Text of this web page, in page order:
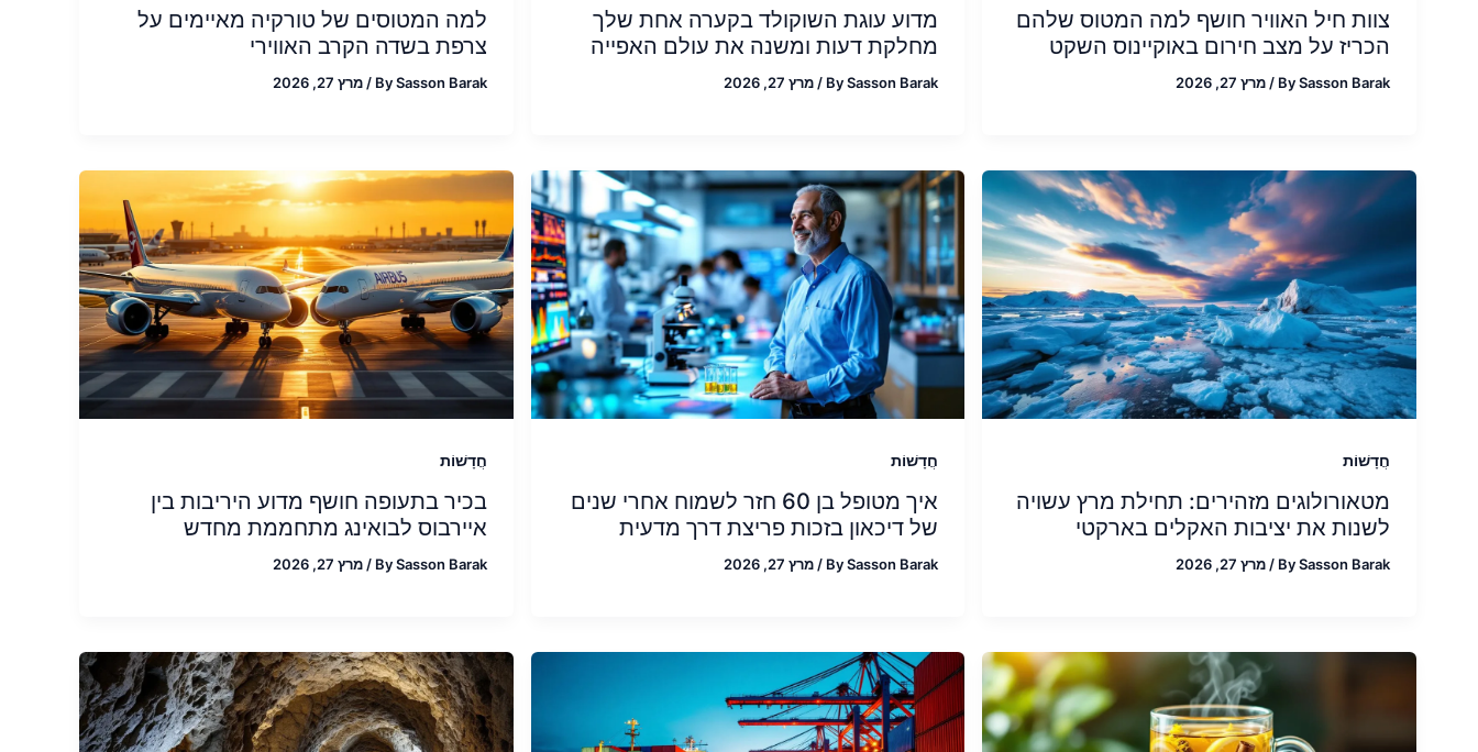
צוות חיל האוויר חושף למה המטוס שלהם
הכריז על מצב חירום באוקיינוס השקט
BySasson Barak
/ מרץ 27, 2026
מדוע עוגת השוקולד בקערה אחת שלך
מחלקת דעות ומשנה את עולם האפייה
BySasson Barak
/ מרץ 27, 2026
למה המטוסים של טורקיה מאיימים על
צרפת בשדה הקרב האווירי
BySasson Barak
/מרץ 27, 2026
חֲדָשׁוֹת
מטאורולוגים מזהירים: תחילת מרץ עשויה
לשנות את יציבות האקלים בארקטי
BySasson Barak
/ מרץ 27, 2026
חֲדָשׁוֹת
איך מטופל בן 60 חזר לשמוח אחרי שנים
של דיכאון בזכות פריצת דרך מדעית
BySasson Barak
/ מרץ 27, 2026
חֲדָשׁוֹת
בכיר בתעופה חושף מדוע היריבות בין
איירבוס לבואינג מתחממת מחדש
BySasson Barak
/מרץ 27, 2026